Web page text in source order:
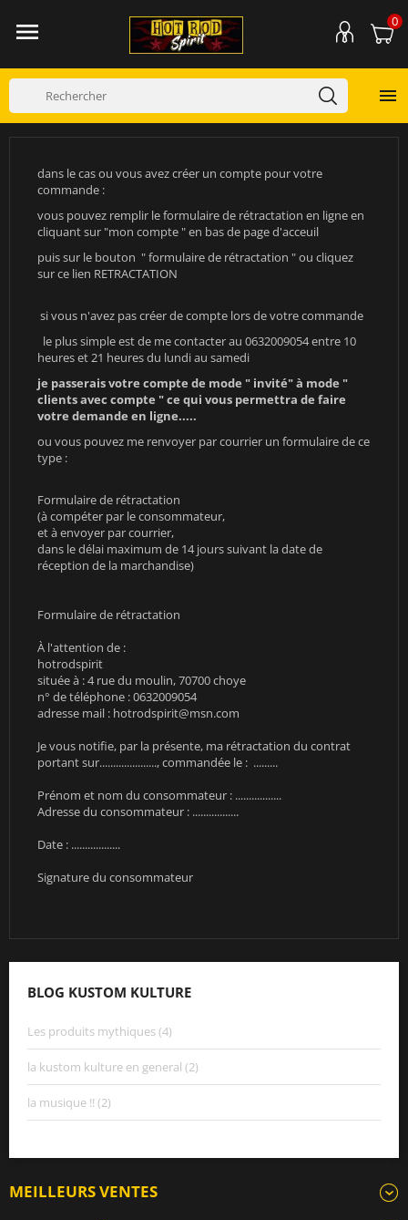
 0

dans le cas ou vous avez créer un compte pour votre
commande :
vous pouvez remplir le formulaire de rétractation en ligne en
cliquant sur "mon compte " en bas de page d'acceuil
puis sur le bouton " formulaire de rétractation " ou cliquez
sur ce lien RETRACTATION
si vous n'avez pas créer de compte lors de votre commande
le plus simple est de me contacter au 0632009054 entre 10
heures et 21 heures du lundi au samedi
je passerais votre compte de mode " invité" à mode "
clients avec compte " ce qui vous permettra de faire
votre demande en ligne.....
ou vous pouvez me renvoyer par courrier un formulaire de ce
type :
Formulaire de rétractation
(à compéter par le consommateur,
et à envoyer par courrier,
dans le délai maximum de 14 jours suivant la date de
réception de la marchandise)
Formulaire de rétractation
À l'attention de :
hotrodspirit
située à : 4 rue du moulin, 70700 choye
n° de téléphone : 0632009054
adresse mail : hotrodspirit@msn.com
Je vous notifie, par la présente, ma rétractation du contrat
portant sur....................., commandée le : .........
Prénom et nom du consommateur : .................
Adresse du consommateur : .................
Date : ..................
Signature du consommateur
BLOG KUSTOM KULTURE
Les produits mythiques (4)
la kustom kulture en general (2)
la musique !! (2)
MEILLEURS VENTES